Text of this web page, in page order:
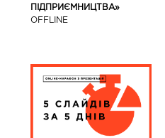
ПІДПРИЄМНИЦТВА»
OFFLINE